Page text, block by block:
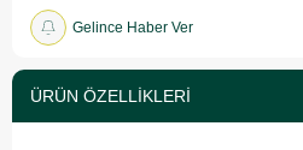
Gelince Haber Ver
ÜRÜN ÖZELLIKLERI